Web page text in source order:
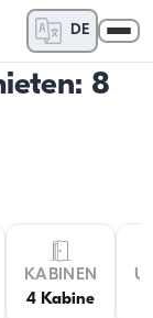
DE
8
KABINEN
4 Kabine